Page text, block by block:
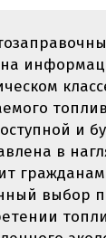
и
в
выбор